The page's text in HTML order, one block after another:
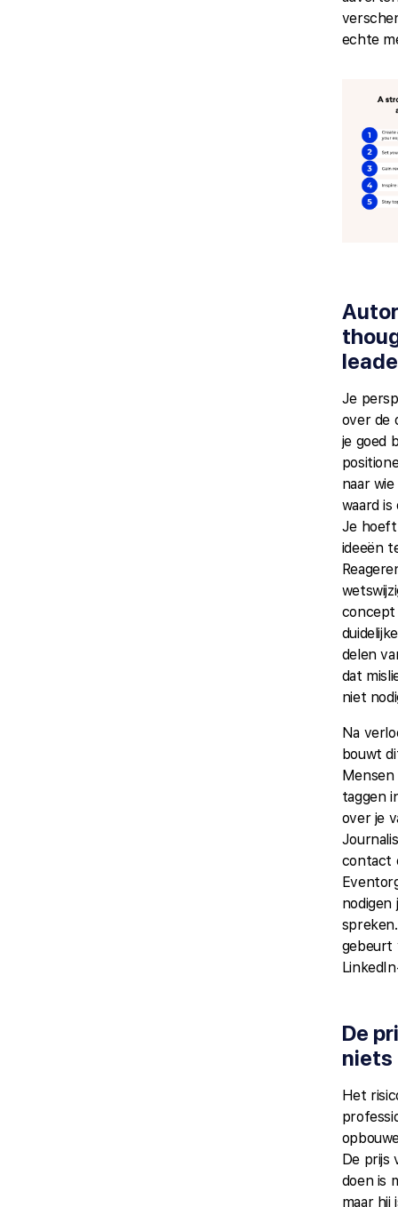
echte
Je
over de
je goed
naar
waard
Je hoeft
ideeën
concept
delen
dat
niet
Na
bouwt
taggen
over je
contact
nodigen
gebeurt
De
niets
Het
De prijs
doen is
maar hij